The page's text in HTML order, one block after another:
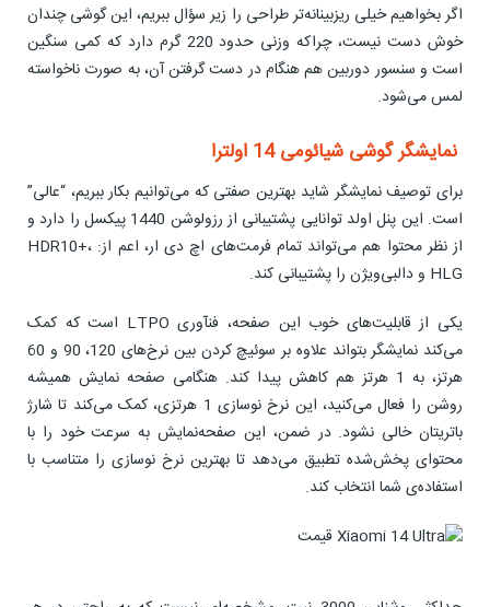
اگر بخواهیم خیلی ریزبینانه‌تر طراحی را زیر سؤال ببریم، این گوشی چندان
خوش دست نیست، چراکه وزنی حدود 220 گرم دارد که کمی سنگین
است و سنسور دوربین هم هنگام در دست گرفتن آن، به صورت ناخواسته
لمس می‌شود.
نمایشگر گوشی شیائومی 14 اولترا
برای توصیف نمایشگر شاید بهترین صفتی که می‌توانیم بکار ببریم، “عالی”
است. این پنل اولد توانایی پشتیبانی از رزولوشن 1440 پیکسل را دارد و
از نظر محتوا هم می‌تواند تمام فرمت‌های اچ دی ار، اعم از: HDR10+،
HLG و دالبی‌ویژن را پشتیبانی کند.
یکی از قابلیت‌های خوب این صفحه، فنآوری LTPO است که کمک
می‌کند نمایشگر بتواند علاوه بر سوئیچ کردن بین نرخ‌های 120، 90 و 60
هرتز، به 1 هرتز هم کاهش پیدا کند. هنگامی صفحه نمایش همیشه
روشن را فعال می‌کنید، این نرخ نوسازی 1 هرتزی، کمک می‌کند تا شارژ
باتریتان خالی نشود. در ضمن، این صفحه‌نمایش به سرعت خود را با
محتوای پخش‌شده تطبیق می‌دهد تا بهترین نرخ نوسازی را متناسب با
استفاده‌ی شما انتخاب کند.